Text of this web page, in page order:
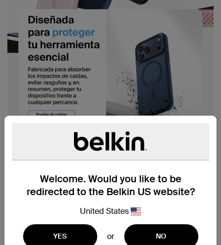
Welcome. Would you like to be
redirected to the Belkin US website?
United States
YES or NO